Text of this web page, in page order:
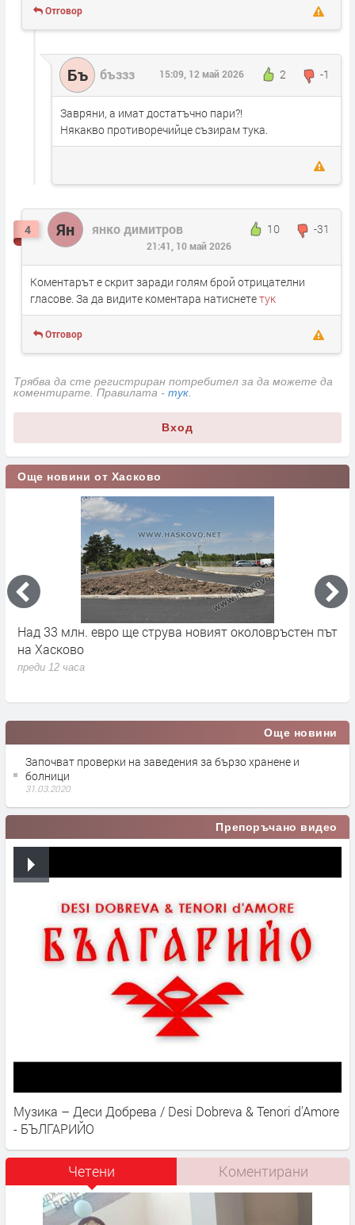
Отговор
Бъ бъззз 2 -1
15:09, 12 май 2026
Завряни, а имат достатъчно пари?!
Някакво противоречийце съзирам тука.
4 Ян янко димитров 10 -31
21:41, 10 май 2026
Коментарът е скрит заради голям брой отрицателни
гласове. За да видите коментара натиснететук
Отговор
Трябва да сте регистриран потребител за да можете да
коментирате. Правилата - тук.
Вход
Още новини от Хасково
новият околовръстен път Свиленград получава над
Още новини
Започват проверки на заведения за бързо хранене и
болници
31.03.2020
Препоръчано видео
Музика – Деси Добрева / Desi Dobreva & Tenori d'Amore
- БЪЛГАРИЙО
Четени Коментирани